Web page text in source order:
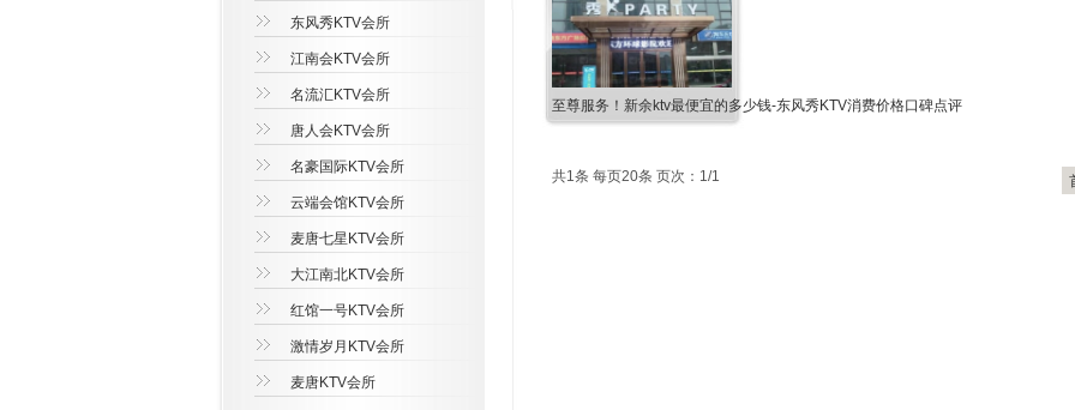
至尊服务！新余ktv最便宜的多少钱-东风秀KTV消费价格口碑点评
共1条 每页20条 页次：1/1
东风秀KTV会所
江南会KTV会所
名流汇KTV会所
唐人会KTV会所
名豪国际KTV会所
云端会馆KTV会所
麦唐七星KTV会所
大江南北KTV会所
红馆一号KTV会所
激情岁月KTV会所
麦唐KTV会所